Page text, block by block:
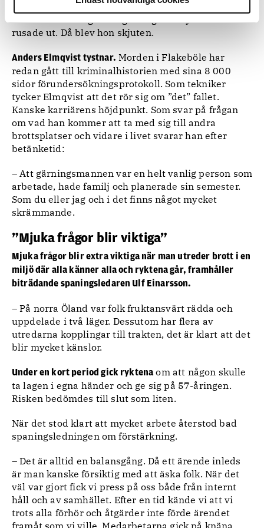
– Hon förstod nog att någonting var mycket fel och
rusade ut. Då blev hon skjuten.
Anders Elmqvist tystnar. Morden i Flakeböle har
redan gått till kriminalhistorien med sina 8 000
sidor förundersökningsprotokoll. Som tekniker
tycker Elmqvist att det rör sig om ”det” fallet.
Kanske karriärens höjdpunkt. Som svar på frågan
om vad han kommer att ta med sig till andra
brottsplatser och vidare i livet svarar han efter
betänketid:
– Att gärningsmannen var en helt vanlig person som
arbetade, hade familj och planerade sin semester.
Som du eller jag och i det finns något mycket
skrämmande.
”Mjuka frågor blir viktiga”
Mjuka frågor blir extra viktiga när man utreder brott i en
miljö där alla känner alla och ryktena går, framhåller
biträdande spaningsledaren Ulf Einarsson.
– På norra Öland var folk fruktansvärt rädda och
uppdelade i två läger. Dessutom har flera av
utredarna kopplingar till trakten, det är klart att det
blir mycket känslor.
Under en kort period gick ryktenaom att någon skulle
ta lagen i egna händer och ge sig på 57-åringen.
Risken bedömdes till slut som liten.
När det stod klart att mycket arbete återstod bad
spaningsledningen om förstärkning.
– Det är alltid en balansgång. Då ett ärende inleds
är man kanske försiktig med att äska folk. När det
väl var gjort fick vi press på oss både från internt
håll och av samhället. Efter en tid kände vi att vi
trots alla förhör och åtgärder inte förde ärendet
framåt som vi ville. Medarbetarna gick på knäna